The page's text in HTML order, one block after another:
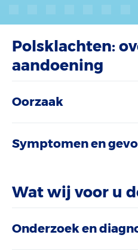
Polsklachten:
aandoening
Oorzaak
Symptomen en
Wat wij voor u
Onderzoek en